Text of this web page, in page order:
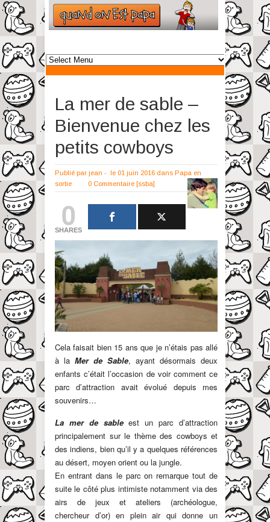
La mer de sable –
Bienvenue chez les
petits cowboys
Publié par jean - le 01 juin 2016 dans Papa en
sortie
0 Commentaire [ssba]
0
SHARES
Cela faisait bien 15 ans que je n’étais pas allé
à la Mer de Sable, ayant désormais deux
enfants c’était l’occasion de voir comment ce
parc d’attraction avait évolué depuis mes
souvenirs…
La mer de sableest un parc d’attraction
principalement sur le thème des cowboys et
des indiens, bien qu’il y a quelques références
au désert, moyen orient ou la jungle.
En entrant dans le parc on remarque tout de
suite le côté plus intimiste notamment via des
airs de jeux et ateliers (archéologue,
chercheur d’or) en plein air qui donne un